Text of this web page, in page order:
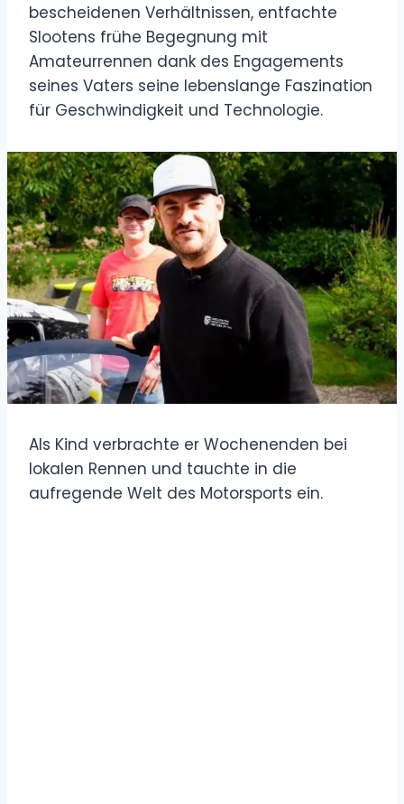
bescheidenen Verhältnissen, entfachte
Slootens frühe Begegnung mit
Amateurrennen dank des Engagements
seines Vaters seine lebenslange Faszination
für Geschwindigkeit und Technologie.
Als Kind verbrachte er Wochenenden bei
lokalen Rennen und tauchte in die
aufregende Welt des Motorsports ein.